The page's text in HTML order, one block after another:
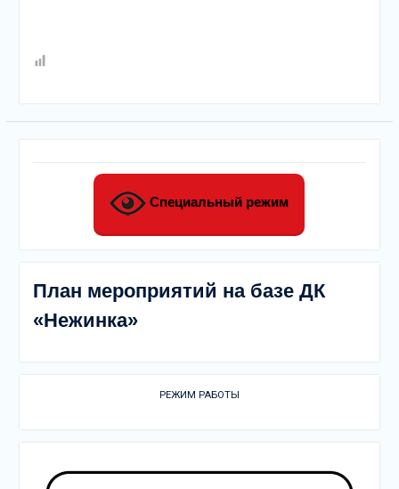
Специальный режим
План мероприятий на базе ДК
«Нежинка»
РЕЖИМ РАБОТЫ